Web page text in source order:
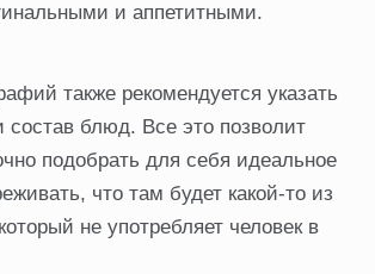
и аппетитными.
также рекомендуется указать
состав блюд. Все это позволит
подобрать для себя идеальное
что там будет какой-то из
не употребляет человек в